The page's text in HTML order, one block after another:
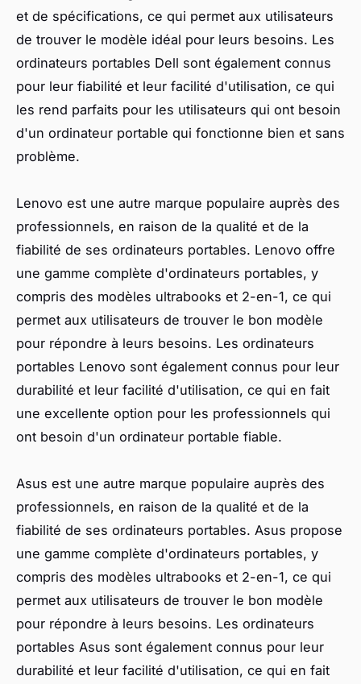
et de spécifications, ce qui permet aux utilisateurs
de trouver le modèle idéal pour leurs besoins. Les
ordinateurs portables Dell sont également connus
pour leur fiabilité et leur facilité d'utilisation, ce qui
les rend parfaits pour les utilisateurs qui ont besoin
d'un ordinateur portable qui fonctionne bien et sans
problème.
Lenovo est une autre marque populaire auprès des
professionnels, en raison de la qualité et de la
fiabilité de ses ordinateurs portables. Lenovo offre
une gamme complète d'ordinateurs portables, y
compris des modèles ultrabooks et 2-en-1, ce qui
permet aux utilisateurs de trouver le bon modèle
pour répondre à leurs besoins. Les ordinateurs
portables Lenovo sont également connus pour leur
durabilité et leur facilité d'utilisation, ce qui en fait
une excellente option pour les professionnels qui
ont besoin d'un ordinateur portable fiable.
Asus est une autre marque populaire auprès des
professionnels, en raison de la qualité et de la
fiabilité de ses ordinateurs portables. Asus propose
une gamme complète d'ordinateurs portables, y
compris des modèles ultrabooks et 2-en-1, ce qui
permet aux utilisateurs de trouver le bon modèle
pour répondre à leurs besoins. Les ordinateurs
portables Asus sont également connus pour leur
durabilité et leur facilité d'utilisation, ce qui en fait